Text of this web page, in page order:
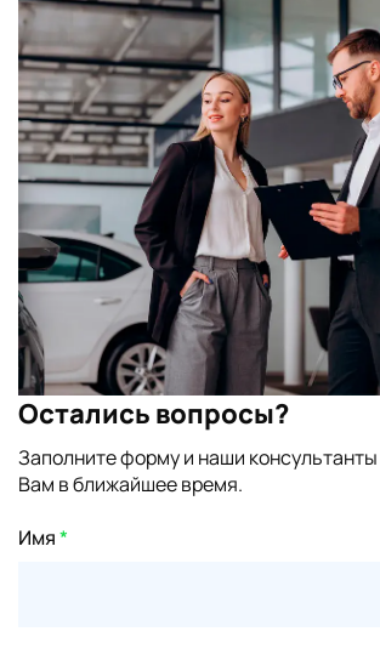
Остались вопросы?
Заполните форму и наши
Вам в ближайшее время.
Имя*